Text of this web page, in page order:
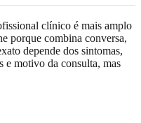
clínico é mais amplo
porque combina conversa,
depende dos sintomas,
e motivo da consulta, mas